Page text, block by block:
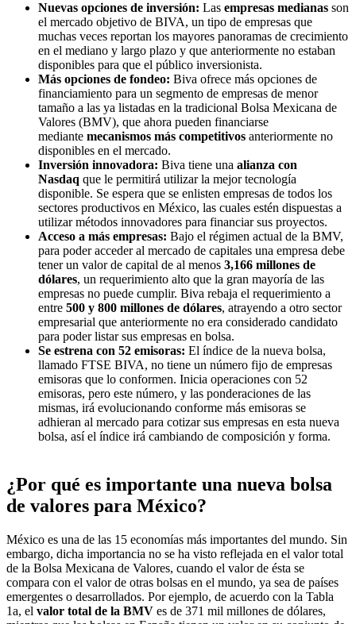
Nuevas opciones de inversión: Las empresas medianas son
el mercado objetivo de BIVA, un tipo de empresas que
muchas veces reportan los mayores panoramas de crecimiento
en el mediano y largo plazo y que anteriormente no estaban
disponibles para que el público inversionista.
Más opciones de fondeo: Biva ofrece más opciones de
financiamiento para un segmento de empresas de menor
tamaño a las ya listadas en la tradicional Bolsa Mexicana de
Valores (BMV), que ahora pueden financiarse
mediante mecanismos más competitivos anteriormente no
disponibles en el mercado.
Inversión innovadora: Biva tiene una alianza con
Nasdaq que le permitirá utilizar la mejor tecnología
disponible. Se espera que se enlisten empresas de todos los
sectores productivos en México, las cuales estén dispuestas a
utilizar métodos innovadores para financiar sus proyectos.
Acceso a más empresas: Bajo el régimen actual de la BMV,
para poder acceder al mercado de capitales una empresa debe
tener un valor de capital de al menos 3,166 millones de
dólares, un requerimiento alto que la gran mayoría de las
empresas no puede cumplir. Biva rebaja el requerimiento a
entre 500 y 800 millones de dólares, atrayendo a otro sector
empresarial que anteriormente no era considerado candidato
para poder listar sus empresas en bolsa.
Se estrena con 52 emisoras: El índice de la nueva bolsa,
llamado FTSE BIVA, no tiene un número fijo de empresas
emisoras que lo conformen. Inicia operaciones con 52
emisoras, pero este número, y las ponderaciones de las
mismas, irá evolucionando conforme más emisoras se
adhieran al mercado para cotizar sus empresas en esta nueva
bolsa, así el índice irá cambiando de composición y forma.
¿Por qué es importante una nueva bolsa
de valores para México?
México es una de las 15 economías más importantes del mundo. Sin
embargo, dicha importancia no se ha visto reflejada en el valor total
de la Bolsa Mexicana de Valores, cuando el valor de ésta se
compara con el valor de otras bolsas en el mundo, ya sea de países
emergentes o desarrollados. Por ejemplo, de acuerdo con la Tabla
1a, el valor total de la BMV es de 371 mil millones de dólares,